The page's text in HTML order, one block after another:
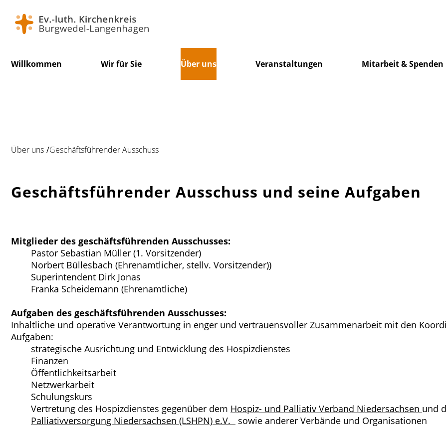
überspringen
Willkommen Wir für Sie Über uns Veranstaltungen Mitarbeit & Spenden
Über uns Geschäftsführender Ausschuss
Geschäftsführender Ausschuss und seine Aufgaben
Mitglieder des geschäftsführenden Ausschusses:
Pastor Sebastian Müller (1. Vorsitzender)
Norbert Büllesbach (Ehrenamtlicher, stellv. Vorsitzender))
Superintendent Dirk Jonas
Franka Scheidemann (Ehrenamtliche)
Aufgaben des geschäftsführenden Ausschusses:
Inhaltliche und operative Verantwortung in enger und vertrauensvoller Zusammenarbeit mit den
Aufgaben:
strategische Ausrichtung und Entwicklung des Hospizdienstes
Finanzen
Öffentlichkeitsarbeit
Netzwerkarbeit
Schulungskurs
Vertretung des Hospizdienstes gegenüber dem Hospiz- und Palliativ Verband Niedersachsen und
Palliativversorgung Niedersachsen (LSHPN) e.V.
sowie anderer Verbände und Organisationen